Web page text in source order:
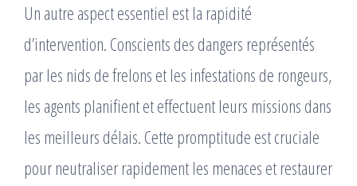
Un autre aspect essentiel est la rapidité
d’intervention. Conscients des dangers représentés
par les nids de frelons et les infestations de rongeurs,
les agents planifient et effectuent leurs missions dans
les meilleurs délais. Cette promptitude est cruciale
pour neutraliser rapidement les menaces et restaurer